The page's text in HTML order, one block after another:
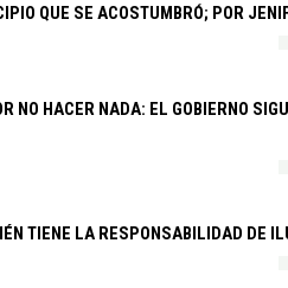
QUE SE ACOSTUMBRÓ; POR
NO HACER NADA: EL GOBIERNO
TIENE LA RESPONSABILIDAD DE